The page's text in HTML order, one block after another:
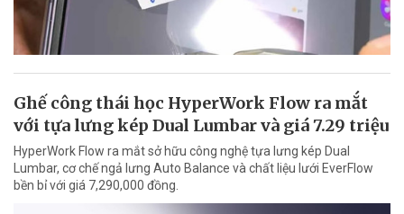
Ghế công thái học HyperWork Flow ra mắt
với tựa lưng kép Dual Lumbar và giá 7.29 triệu
HyperWork Flow ra mắt sở hữu công nghệ tựa lưng kép Dual
Lumbar, cơ chế ngả lưng Auto Balance và chất liệu lưới EverFlow
bền bỉ với giá 7,290,000 đồng.